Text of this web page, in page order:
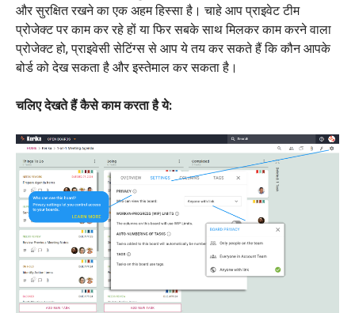
और सुरक्षित रखने का एक अहम हिस्सा है। चाहे आप प्राइवेट टीम
प्रोजेक्ट पर काम कर रहे हों या फिर सबके साथ मिलकर काम करने वाला
प्रोजेक्ट हो, प्राइवेसी सेटिंग्स से आप ये तय कर सकते हैं कि कौन आपके
बोर्ड को देख सकता है और इस्तेमाल कर सकता है।
चलिए देखते हैं कैसे काम करता है ये: